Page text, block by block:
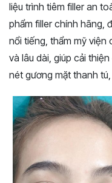
liệu trình tiêm filler an
phẩm filler chính hãng,
nổi tiếng, thẩm mỹ viện
và lâu dài, giúp cải
nét gương mặt thanh